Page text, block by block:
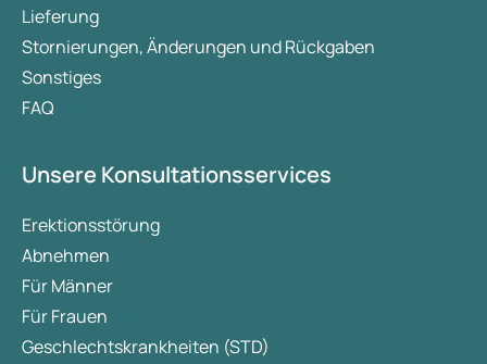
Lieferung
Stornierungen, Änderungen und Rückgaben
Sonstiges
FAQ
Unsere Konsultationsservices
Erektionsstörung
Abnehmen
Für Männer
Für Frauen
Geschlechtskrankheiten (STD)